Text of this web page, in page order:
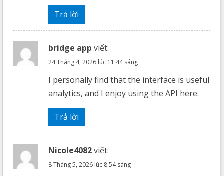
Trả lời
bridge app viết:
24 Tháng 4, 2026 lúc 11:44 sáng
I personally find that the interface is useful
analytics, and I enjoy using the API here.
Trả lời
Nicole4082viết:
8 Tháng 5, 2026 lúc 8:54 sáng